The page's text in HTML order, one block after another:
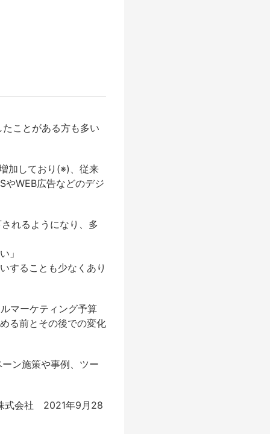
ことがある方も多い
加しており(※)、従来
やWEB広告などのデジ
れるようになり、多
」
することも少なくあり
マーケティング予算
る前とその後での変化
ン施策や事例、ツー
式会社 2021年9月28